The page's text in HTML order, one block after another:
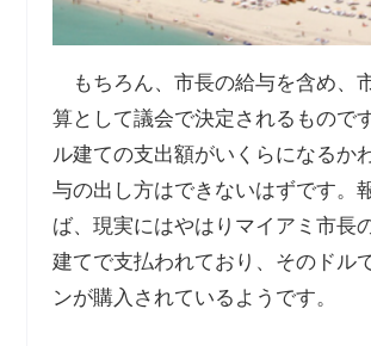
もちろん、市長の給与を含め、
算として議会で決定されるもので
ル建ての支出額がいくらになるか
与の出し方はできないはずです。
ば、現実にはやはりマイアミ市長
建てで支払われており、そのドル
ンが購入されているようです。